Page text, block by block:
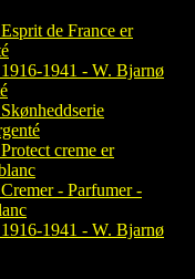
de France er
1941 - W. Bjarnø
creme er
- Parfumer -
1941 - W. Bjarnø